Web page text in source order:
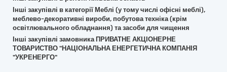
Інші закупівлі в категорії Меблі (у тому числі офісні меблі),
меблево-декоративні вироби, побутова техніка (крім
освітлювального обладнання) та засоби для чищення
Інші закупівлі замовника ПРИВАТНЕ АКЦІОНЕРНЕ
ТОВАРИСТВО "НАЦІОНАЛЬНА ЕНЕРГЕТИЧНА КОМПАНІЯ
"УКРЕНЕРГО"